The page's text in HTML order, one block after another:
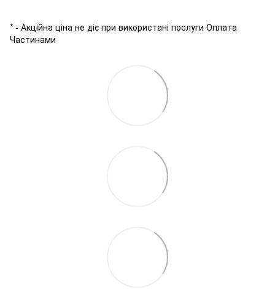
* - Акційна ціна не діє при використані послуги Оплата
Частинами